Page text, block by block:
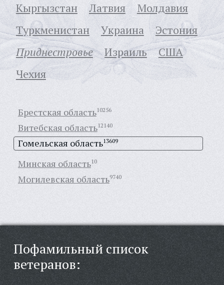
Кыргызстан
Латвия
Молдавия
Туркменистан
Украина
Эстония
Приднестровье
Израиль
США
Чехия
Брестская область10256
Витебская область12140
Гомельская область13609
Минская область10
Могилевская область9740
Пофамильный список
ветеранов: